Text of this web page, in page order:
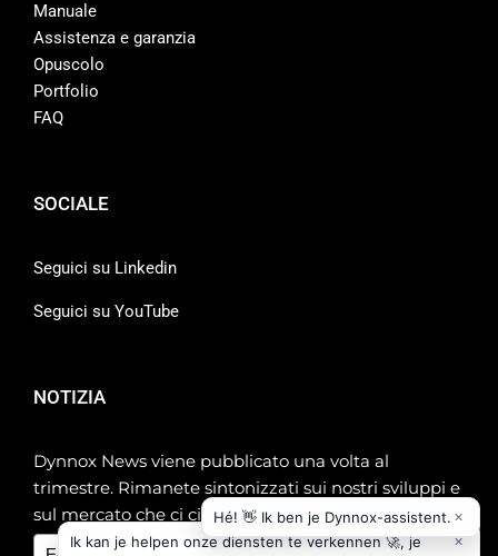
Manuale
Assistenza e garanzia
Opuscolo
Portfolio
FAQ
SOCIALE
Seguici su Linkedin
Seguici su YouTube
NOTIZIA
Dynnox News viene pubblicato una volta al
trimestre. Rimanete sintonizzati sui nostri sviluppi e
sul mercato che ci circonda!